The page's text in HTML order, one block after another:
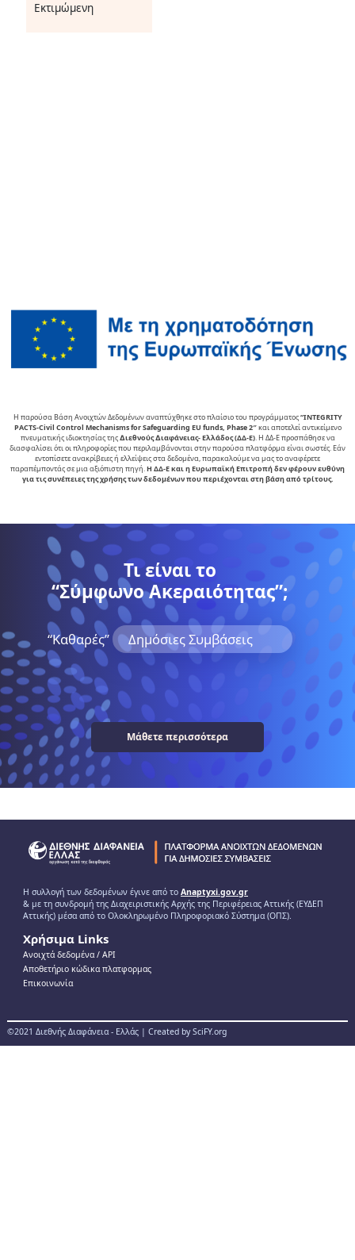
Eκτιμώμενη
Η παρούσα Βάση Ανοιχτών Δεδομένων αναπτύχθηκε στο πλαίσιο του προγράμματος“INTEGRITY
PACTS-Civil Control Mechanisms for Safeguarding EU funds, Phase 2″και αποτελεί αντικείµενο
πνευµατικής ιδιοκτησίας της∆ιεθνούς ∆ιαφάνειας- Ελλάδος (ΔΔ-Ε). Η ΔΔ-Ε προσπάθησε να
διασφαλίσει ότι οι πληροφορίες που περιλαμβάνονται στην παρούσα πλατφόρμα είναι σωστές. Εάν
εντοπίσετε ανακρίβειες ή ελλείψεις στα δεδομένα, παρακαλούμε να μας το αναφέρετε
παραπέμποντάς σε μια αξιόπιστη πηγή.Η ΔΔ-Ε και η Ευρωπαϊκή Επιτροπή δεν φέρουν ευθύνη
για τις συνέπειες της χρήσης των δεδομένων που περιέχονται στη βάση από τρίτους.
Τι είναι το
“Σύμφωνο Ακεραιότητας”;
“Kαθαρές” Δημόσιες Συμβάσεις
Μάθετε περισσότερα
Η συλλογή των δεδομένων έγινε από το Anaptyxi.gov.gr
& με τη συνδρομή της Διαχειριστικής Αρχής της Περιφέρειας Αττικής (ΕΥΔΕΠ
Αττικής) μέσα από το Ολοκληρωμένο Πληροφοριακό Σύστημα (ΟΠΣ).
Χρήσιμα Links
Ανοιχτά δεδομένα / ΑPI
Αποθετήριο κώδικα πλατφορμας
Επικοινωνία
©2021 Διεθνής Διαφάνεια - Ελλάς | Created by SciFY.org